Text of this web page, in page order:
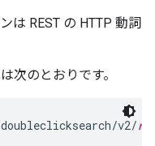
は REST の HTTP 動詞
次のとおりです。
v2/